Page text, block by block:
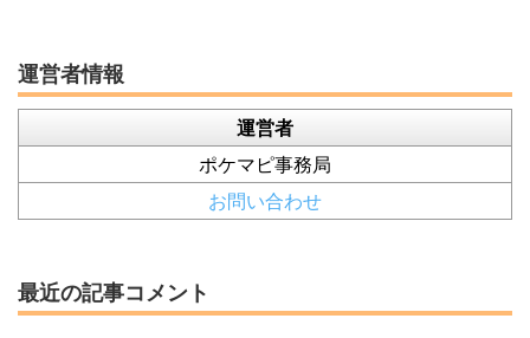
運営者情報
運営者
ポケマピ事務局
お問い合わせ
最近の記事コメント